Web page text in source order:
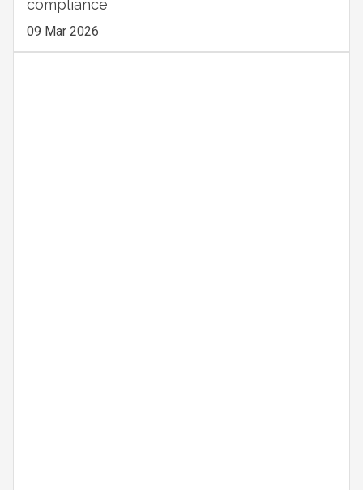
compliance
09 Mar 2026